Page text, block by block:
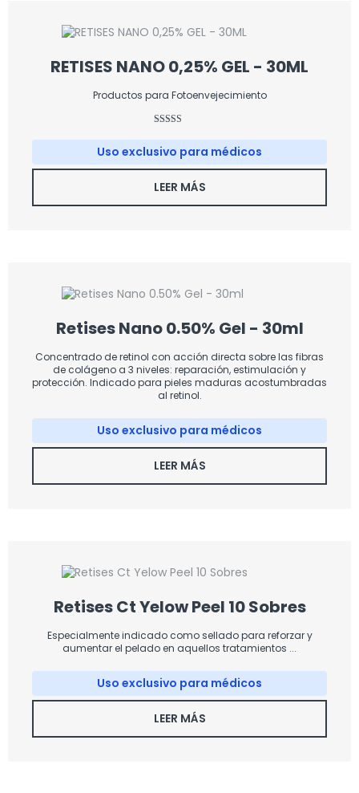
RETISES NANO 0,25% GEL - 30ML
Productos para Fotoenvejecimiento
con
3.67
de 5
Uso exclusivo para médicos
LEER MÁS
Retises Nano 0.50% Gel - 30ml
Concentrado de retinol con acción directa sobre las fibras
de colágeno a 3 niveles: reparación, estimulación y
protección. Indicado para pieles maduras acostumbradas
al retinol.
Uso exclusivo para médicos
LEER MÁS
Retises Ct Yelow Peel 10 Sobres
Especialmente indicado como sellado para reforzar y
aumentar el pelado en aquellos tratamientos ...
Uso exclusivo para médicos
LEER MÁS